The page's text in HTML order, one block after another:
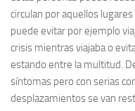
circulan por aquellos
puede evitar por ejemplo
crisis mientras viajaba o
estando entre la multitud.
síntomas pero con serias
desplazamientos se van